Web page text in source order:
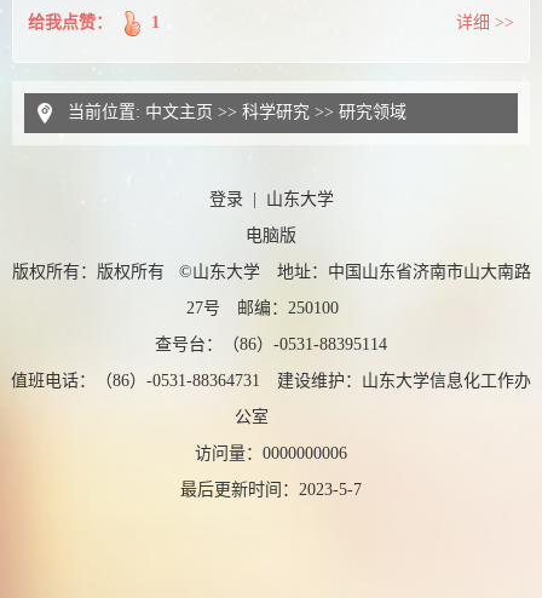
给我点赞： 1 详细 >>
当前位置: 中文主页 >> 科学研究 >> 研究领域
登录| 山东大学
电脑版
版权所有：版权所有 ©山东大学 地址：中国山东省济南市山大南路
27号 邮编：250100
查号台：（86）-0531-88395114
值班电话：（86）-0531-88364731 建设维护：山东大学信息化工作办
公室
访问量： 0000000006
最后更新时间： 2023-5-7